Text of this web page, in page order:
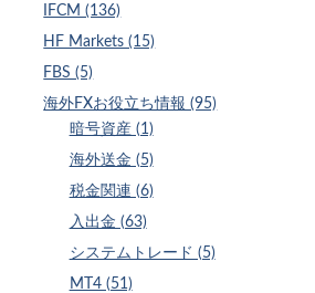
IFCM (136)
HF Markets (15)
FBS (5)
海外FXお役立ち情報 (95)
暗号資産 (1)
海外送金 (5)
税金関連 (6)
入出金 (63)
システムトレード (5)
MT4 (51)